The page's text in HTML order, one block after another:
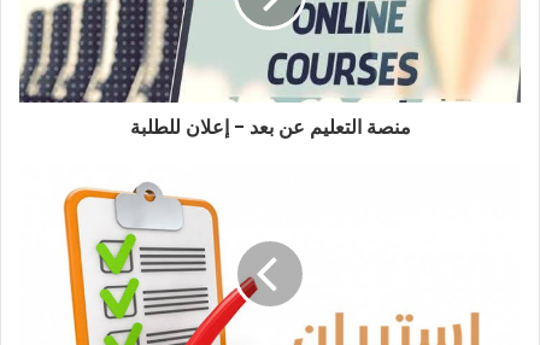
منصة التعليم عن بعد - إعلان للطلبة